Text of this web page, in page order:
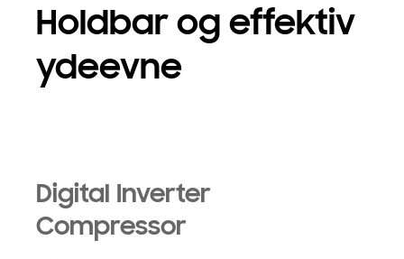
Holdbar og effektiv
ydeevne
Digital Inverter
Compressor